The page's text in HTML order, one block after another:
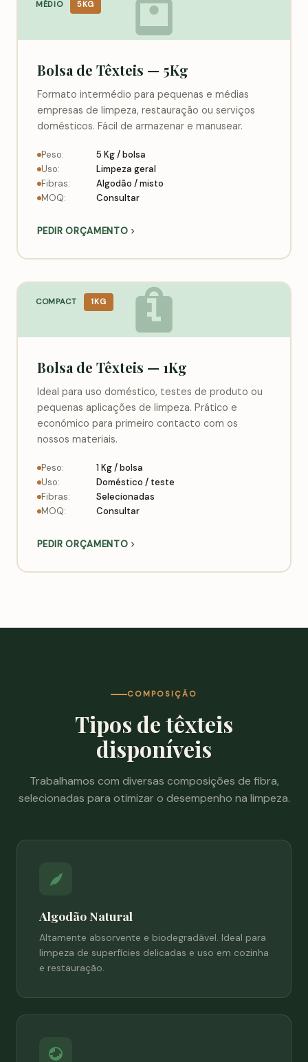
MÉDIO 5KG
Bolsa de Têxteis — 5Kg
Formato intermédio para pequenas e médias
empresas de limpeza, restauração ou serviços
domésticos. Fácil de armazenar e manusear.
Peso:
5 Kg / bolsa
Uso:
Limpeza geral
Fibras:
Algodão / misto
MOQ:
Consultar
PEDIR ORÇAMENTO
COMPACT 1KG
Bolsa de Têxteis — 1Kg
Ideal para uso doméstico, testes de produto ou
pequenas aplicações de limpeza. Prático e
económico para primeiro contacto com os
nossos materiais.
Peso:
1 Kg / bolsa
Uso:
Doméstico / teste
Fibras:
Selecionadas
MOQ:
Consultar
PEDIR ORÇAMENTO
COMPOSIÇÃO
Tipos de têxteis
disponíveis
Trabalhamos com diversas composições de fibra,
selecionadas para otimizar o desempenho na limpeza.
Algodão Natural
Altamente absorvente e biodegradável. Ideal para
limpeza de superfícies delicadas e uso em cozinha
e restauração.